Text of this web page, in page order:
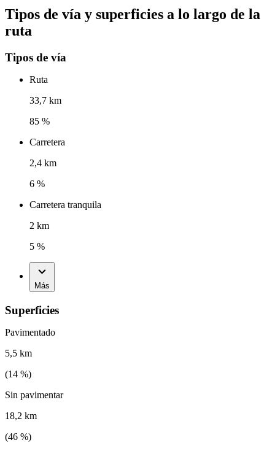
Tipos de vía y superficies a lo largo de la
ruta
Tipos de vía
Ruta
33,7 km
85 %
Carretera
2,4 km
6 %
Carretera tranquila
2 km
5 %
Más
Superficies
Pavimentado
5,5 km
(14 %)
Sin pavimentar
18,2 km
(46 %)